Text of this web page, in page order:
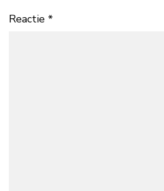
Reactie *